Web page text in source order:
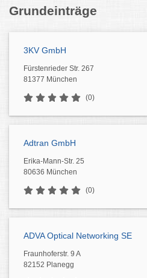
Grundeinträge
3KV GmbH
Fürstenrieder Str. 267
81377 München
(0)
Adtran GmbH
Erika-Mann-Str. 25
80636 München
(0)
ADVA Optical Networking SE
Fraunhoferstr. 9 A
82152 Planegg